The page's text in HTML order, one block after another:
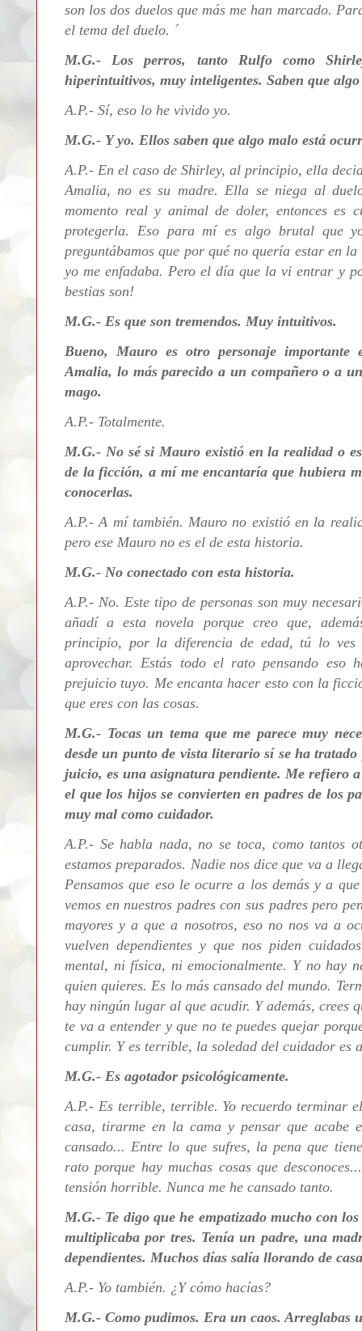
son los dos duelos que más me han marcado.
el tema del duelo. ´
M.G.- Los perros, tanto Rulfo como
hiperintuitivos, muy inteligentes. Saben que
A.P.- Sí, eso lo he vivido yo.
M.G.- Y yo. Ellos saben que algo malo está
A.P.- En el caso de Shirley, al principio, ella
Amalia, no es su madre. Ella se niega al
momento real y animal de doler, entonces es
protegerla. Eso para mí es algo brutal que
preguntábamos que por qué no quería estar en
yo me enfadaba. Pero el día que la vi entrar y
bestias son!
M.G.- Es que son tremendos. Muy intuitivos.
Bueno, Mauro es otro personaje
Amalia, lo más parecido a un compañero o a
mago.
A.P.- Totalmente.
M.G.- No sé si Mauro existió en la realidad o
de la ficción, a mí me encantaría que hubiera
conocerlas.
A.P.- A mí también. Mauro no existió en la
pero ese Mauro no es el de esta historia.
M.G.- No conectado con esta historia.
A.P.- No. Este tipo de personas son muy
añadí a esta novela porque creo que,
principio, por la diferencia de edad, tú lo
aprovechar. Estás todo el rato pensando eso
prejuicio tuyo. Me encanta hacer esto con la
que eres con las cosas.
M.G.- Tocas un tema que me parece muy
desde un punto de vista literario sí se ha
juicio, es una asignatura pendiente. Me refiero
el que los hijos se convierten en padres de los
muy mal como cuidador.
A.P.- Se habla nada, no se toca, como tantos
estamos preparados. Nadie nos dice que va a
Pensamos que eso le ocurre a los demás y a
vemos en nuestros padres con sus padres pero
mayores y a que a nosotros, eso no nos va a
vuelven dependientes y que nos piden
mental, ni física, ni emocionalmente. Y no hay
quien quieres. Es lo más cansado del mundo.
hay ningún lugar al que acudir. Y además, crees
te va a entender y que no te puedes quejar
cumplir. Y es terrible, la soledad del cuidador es
M.G.- Es agotador psicológicamente.
A.P.- Es terrible, terrible. Yo recuerdo terminar
casa, tirarme en la cama y pensar que acabe
cansado... Entre lo que sufres, la pena que
rato porque hay muchas cosas que
tensión horrible. Nunca me he cansado tanto.
M.G.- Te digo que he empatizado mucho con
multiplicaba por tres. Tenía un padre, una
dependientes. Muchos días salía llorando de
A.P.- Yo también. ¿Y cómo hacías?
M.G.- Como pudimos. Era un caos. Arreglabas